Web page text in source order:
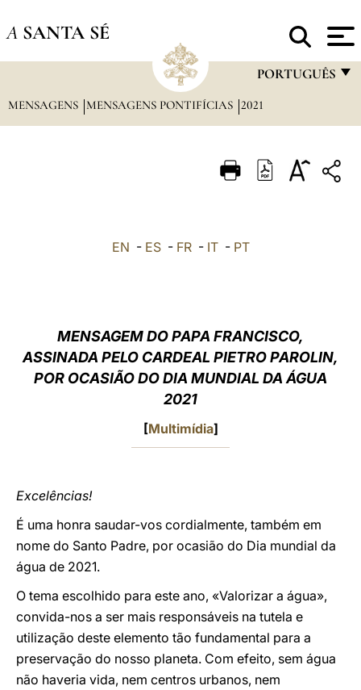
A SANTA SÉ
PORTUGUÊS
FRANÇAIS
ITALIANO
中文
LATINE
MENSAGENS MENSAGENS PONTIFÍCIAS 2021
EN - ES- FR- IT- PT
MENSAGEMDO PAPA FRANCISCO,
ASSINADA PELO CARDEAL PIETRO PAROLIN,
POR OCASIÃO DO DIA MUNDIAL DA ÁGUA
2021
[Multimídia]
Excelências!
É uma honra saudar-vos cordialmente, também em
nome do Santo Padre, por ocasião do Dia mundial da
água de 2021.
O tema escolhido para este ano, «Valorizar a água»,
convida-nos a ser mais responsáveis na tutela e
utilização deste elemento tão fundamental para a
preservação do nosso planeta. Com efeito, sem água
não haveria vida, nem centros urbanos, nem